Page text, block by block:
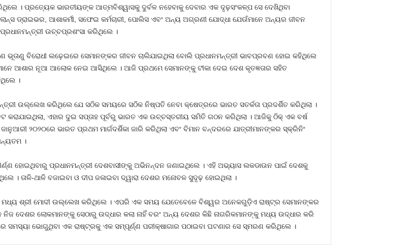
। ପ୍ରତ୍ୟେକ ଭାରତୀୟଙ୍କ ଆତ୍ମବିଶ୍ୱାସକୁ ଦୁର୍ବଳ ନହେବାକୁ ଦେବାର ଏକ ଦୃଢ଼ସଂକଳ୍ପ ସେ ଦେଖିଥିବା
ଡ୍ରାଇଭର, ଆଶାକର୍ମୀ, ସଫେଇ କର୍ମଚାରୀ, ପୋଲିସ ଏବଂ ଅନ୍ୟ ଅଗ୍ରଣୀ ଯୋଦ୍ଧା ଯେଉଁମାନେ ଅନ୍ୟର ଜୀବନ
ଉଚ୍ଚପ୍ରଶଂସା କରିଥିଲେ ।
ବିରୋଧୀ ଲଢ଼େଇରେ ସେମାନଙ୍କର ଜୀବନ ଚାଲିଯାଇଥିଲା ବୋଲି ପ୍ରଧାନମନ୍ତ୍ରୀ ଭାବପ୍ରବଣ ହୋଇ କହିଥିଲେ
ଆଶାର ନୂଆ ଆଲୋକ ନେଇ ଆସିଥିଲେ । ଆଜି ପ୍ରଥମେ ସେମାନଙ୍କୁ ଟୀକା ଦେଇ ଦେଶ କୃତଜ୍ଞତାର ସହିତ
।
ଉଲ୍ଲେଖ କରିଥିଲେ ଯେ ସଠିକ ସମୟରେ ସଠିକ ନିଷ୍ପତି ନେବା କ୍ଷେତ୍ରରେ ଭାରତ ସତର୍କତା ପ୍ରଦର୍ଶିତ କରିଥିଲା ।
ଏହାର ଦୁଇ ସପ୍ତାହ ପୂର୍ବରୁ ଭାରତ ଏକ ଉଚ୍ଚସ୍ତରୀୟ ସମିତି ଗଠନ କରିଥିଲା । ଆଜିକୁ ଠିକ୍ ଏକ ବର୍ଷ
୨୦୨୦ରେ ଭାରତ ପ୍ରଥମ ମାର୍ଗଦର୍ଶିକା ଜାରି କରିଥିଲା ଏବଂ ବିମାନ ବନ୍ଦରରେ ଯାତ୍ରୀମାନଙ୍କର ସ୍କ୍ରିନିଂ
।
ହୋଇଥିବାରୁ ପ୍ରଧାନମନ୍ତ୍ରୀ ଦେଶବାସୀଙ୍କୁ ଅଭିନନ୍ଦନ ଜଣାଇଥିଲେ । ଏହି ଅଭ୍ୟାସ ଲକଡାଉନ ପାଇଁ ଦେଶକୁ
ତାଳି-ଥାଳି ବଜାଇବା ଓ ଦୀପ ଜଳାଇବା ଦ୍ୱାରା ଦେଶର ମନୋବଳ ସୁଦୃଢ଼ ହୋଇଥିଲା ।
ମଧ୍ୟ ଶ୍ରୀ ମୋଦୀ ଉଲ୍ଲେଖ କରିଥିଲେ । ଏପରି ଏକ ସମୟ ଯେତେବେଳେ ବିଶ୍ୱର ଅନେକଗୁଡ଼ିଏ ରାଷ୍ଟ୍ର ସେମାନଙ୍କର
ଦେଶର ଲୋକମାନଙ୍କୁ ସେଠାରୁ ଉଦ୍ଧାର କଲା ନାହିଁ ବରଂ ଅନ୍ୟ ଦେଶର କିଛି ନାଗରିକମାନଙ୍କୁ ମଧ୍ୟ ଉଦ୍ଧାର କରି
ସମସ୍ୟା ଭୋଗୁଥିବା ଏକ ରାଷ୍ଟ୍ରକୁ ଏକ ସମ୍ପୂର୍ଣ୍ଣ ପରୀକ୍ଷାଗାର ପଠାଇବା ଘଟଣାର ସେ ସ୍ମରଣ କରିଥିଲେ ।